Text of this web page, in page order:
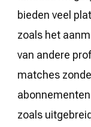
bieden veel
zoals het
van andere
matches
zoals